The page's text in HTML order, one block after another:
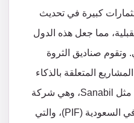
كبيرة في تحديث
مما جعل هذه الدول
وتقوم صناديق الثروة
المتعلقة بالذكاء
الاصطناعي من خلال مبادرات مثل Sanabil، وهي شركة
تابعة لصندوق الاستثمار العام في السعودية (PIF)، والتي